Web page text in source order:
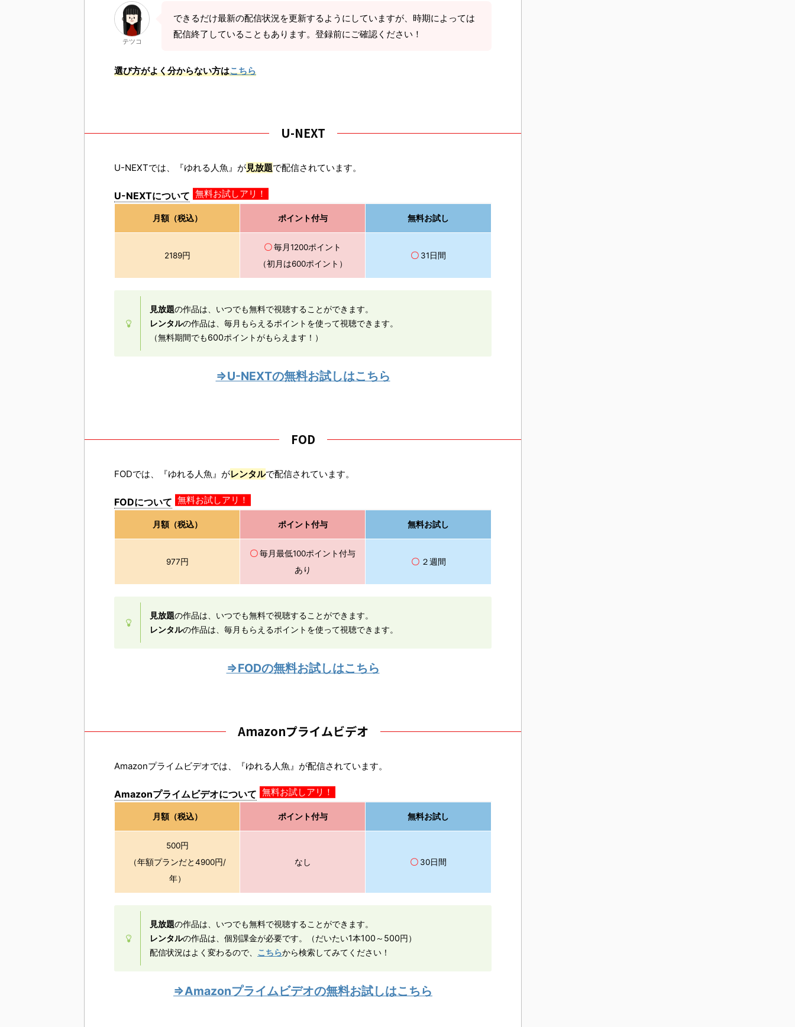
テツコ
できるだけ最新の配信状況を更新するようにしていますが、時期によっては
配信終了していることもあります。登録前にご確認ください！
選び方がよく分からない方はこちら
U-NEXT
U-NEXTでは、『ゆれる人魚』が見放題で配信されています。
U-NEXTについて 無料お試しアリ！
月額（税込） ポイント付与 無料お試し
2189円
〇毎月1200ポイント
（初月は600ポイント）
〇 31日間
見放題の作品は、いつでも無料で視聴することができます。
レンタルの作品は、毎月もらえるポイントを使って視聴できます。
（無料期間でも600ポイントがもらえます！）
⇒U-NEXTの無料お試しはこちら
FOD
FODでは、『ゆれる人魚』がレンタルで配信されています。
FODについて 無料お試しアリ！
月額（税込） ポイント付与 無料お試し
977円
〇毎月最低100ポイント付与
あり
〇 ２週間
見放題の作品は、いつでも無料で視聴することができます。
レンタルの作品は、毎月もらえるポイントを使って視聴できます。
⇒FODの無料お試しはこちら
Amazonプライムビデオ
Amazonプライムビデオでは、『ゆれる人魚』が配信されています。
Amazonプライムビデオについて 無料お試しアリ！
月額（税込） ポイント付与 無料お試し
500円
（年額プランだと4900円/
年）
なし 〇 30日間
見放題の作品は、いつでも無料で視聴することができます。
レンタルの作品は、個別課金が必要です。（だいたい1本100～500円）
配信状況はよく変わるので、 こちらから検索してみてください！
⇒Amazonプライムビデオの無料お試しはこちら